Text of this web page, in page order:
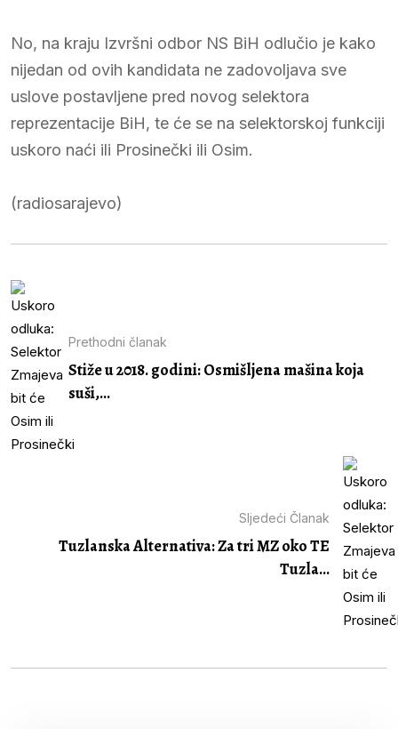
No, na kraju Izvršni odbor NS BiH odlučio je kako
nijedan od ovih kandidata ne zadovoljava sve
uslove postavljene pred novog selektora
reprezentacije BiH, te će se na selektorskoj funkciji
uskoro naći ili Prosinečki ili Osim.
(radiosarajevo)
Prethodni članak
Stiže u 2018. godini: Osmišljena mašina koja
suši,...
Sljedeći Članak
Tuzlanska Alternativa: Za tri MZ oko TE
Tuzla...